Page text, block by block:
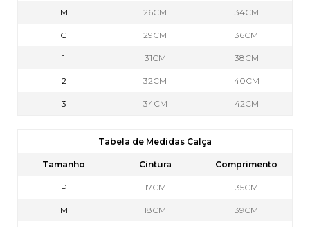
M 26CM 34CM
G 29CM 36CM
1 31CM 38CM
2 32CM 40CM
3 34CM 42CM
Tabela de Medidas Calça
Tamanho Cintura Comprimento
P 17CM 35CM
M 18CM 39CM